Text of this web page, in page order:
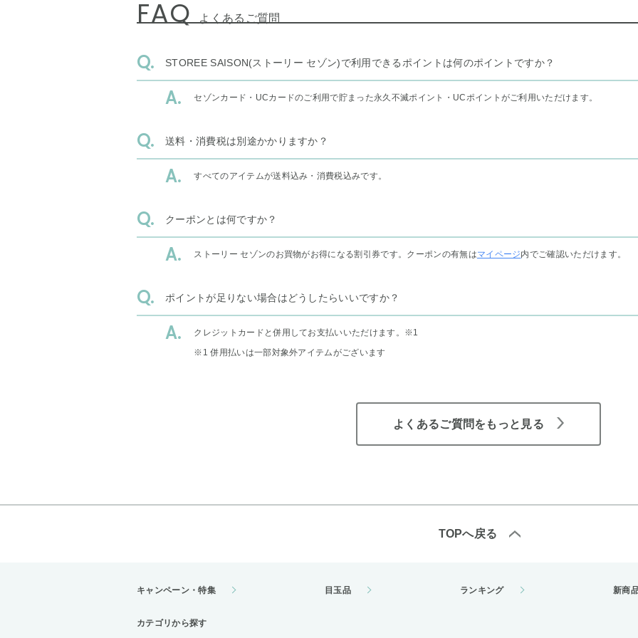
FAQ よくあるご質問
STOREE SAISON(ストーリー セゾン)で利用できるポイントは何のポイントですか？
セゾンカード・UCカードのご利用で貯まった永久不滅ポイント・UCポイントがご利用いただけます。
送料・消費税は別途かかりますか？
すべてのアイテムが送料込み・消費税込みです。
クーポンとは何ですか？
ストーリー セゾンのお買物がお得になる割引券です。クーポンの有無はマイページ内でご確認いただけます。
ポイントが足りない場合はどうしたらいいですか？
クレジットカードと併用してお支払いいただけます。 ※1
※1 併用払いは一部対象外アイテムがございます
よくあるご質問をもっと見る
TOPへ戻る
キャンペーン・特集 目玉品 ランキング 新商
カテゴリから探す